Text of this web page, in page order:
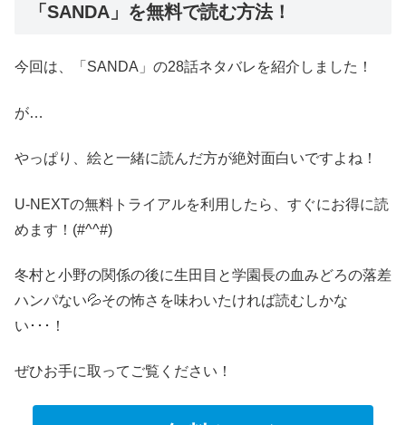
「SANDA」を無料で読む方法！
今回は、「SANDA」の28話ネタバレを紹介しました！
が…
やっぱり、絵と一緒に読んだ方が絶対面白いですよね！
U-NEXTの無料トライアルを利用したら、すぐにお得に読
めます！(#^^#)
冬村と小野の関係の後に生田目と学園長の血みどろの落差
ハンパない💦その怖さを味わいたければ読むしかな
い･･･！
ぜひお手に取ってご覧ください！